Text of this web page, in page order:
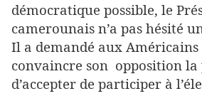
démocratique possible, le
camerounais n’a pas hésité
Il a demandé aux Américains
convaincre son opposition la
d’accepter de participer à